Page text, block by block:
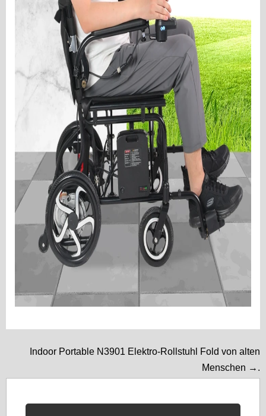
Indoor Portable N3901 Elektro-Rollstuhl Fold von alten
Menschen →.